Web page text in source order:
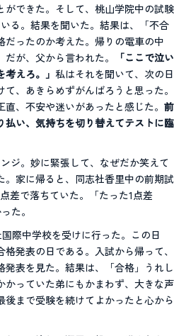
ができた。そして、桃山学院中の試験
る。結果を聞いた。結果は、「不合
ったのか考えた。帰りの電車の中
が、父から言われた。
「ここで泣い
えろ。」 私はそれを聞いて、次の日
、あきらめずがんばろうと思った。
、不安や迷いがあったと感じた。 前
払い、気持ちを切り替えてテストに臨
ジ。妙に緊張して、なぜだか笑えて
。家に帰ると、同志社香里中の前期試
差で落ちていた。「たった1点差
た。
際中学校を受けに行った。この日
発表の日である。入試から帰って、
表を見た。結果は、「合格」うれし
かっていた弟にもかまわず、大きな声
まで受験を続けてよかったと心から